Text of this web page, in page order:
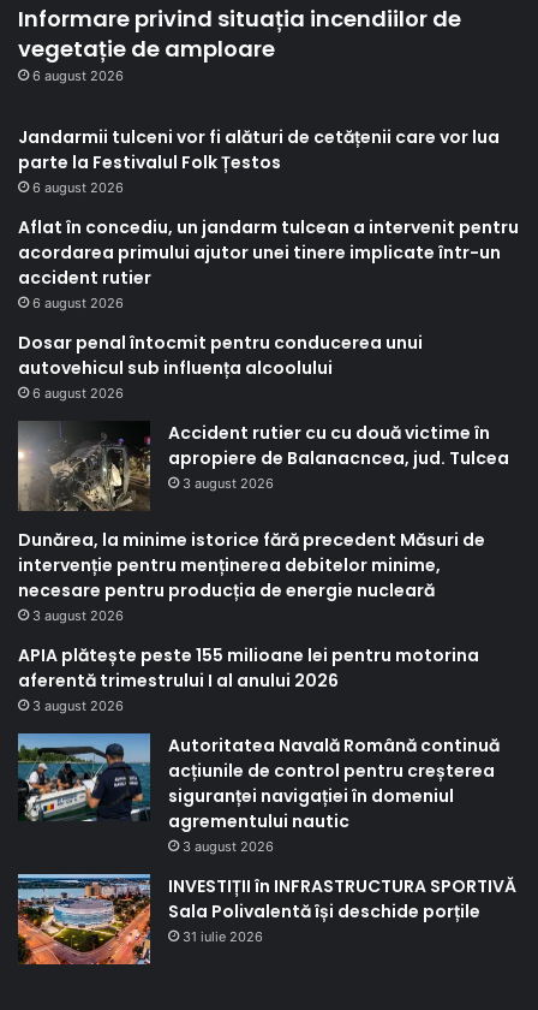
Informare privind situația incendiilor de
vegetație de amploare
6 august 2026
Jandarmii tulceni vor fi alături de cetățenii care vor lua
parte la Festivalul Folk Țestos
6 august 2026
Aflat în concediu, un jandarm tulcean a intervenit pentru
acordarea primului ajutor unei tinere implicate într-un
accident rutier
6 august 2026
Dosar penal întocmit pentru conducerea unui
autovehicul sub influența alcoolului
6 august 2026
Accident rutier cu cu două victime în
apropiere de Balanacncea, jud. Tulcea
3 august 2026
Dunărea, la minime istorice fără precedent Măsuri de
intervenție pentru menținerea debitelor minime,
necesare pentru producția de energie nucleară
3 august 2026
APIA plătește peste 155 milioane lei pentru motorina
aferentă trimestrului I al anului 2026
3 august 2026
Autoritatea Navală Română continuă
acțiunile de control pentru creșterea
siguranței navigației în domeniul
agrementului nautic
3 august 2026
INVESTIȚII în INFRASTRUCTURA SPORTIVĂ
Sala Polivalentă își deschide porțile
31 iulie 2026